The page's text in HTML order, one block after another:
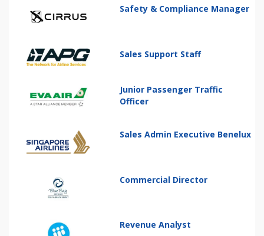
Safety & Compliance Manager
Sales Support Staff
Junior Passenger Traffic
Officer
Sales Admin Executive Benelux
Commercial Director
Revenue Analyst